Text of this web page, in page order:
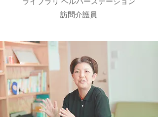
​訪問介護員